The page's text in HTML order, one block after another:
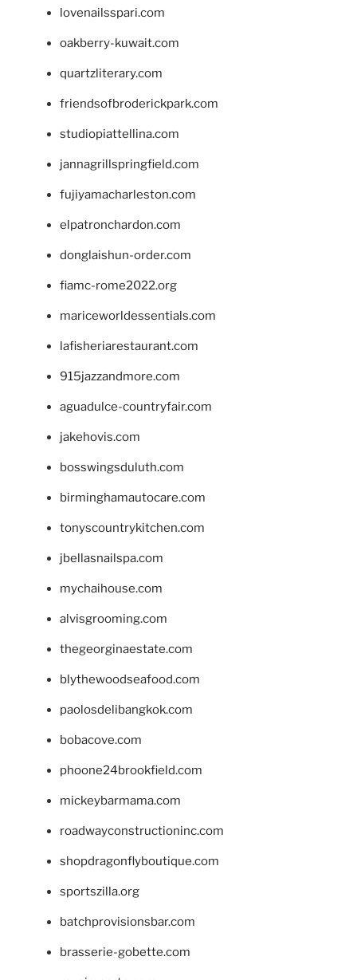
lovenailsspari.com
oakberry-kuwait.com
quartzliterary.com
friendsofbroderickpark.com
studiopiattellina.com
jannagrillspringfield.com
fujiyamacharleston.com
elpatronchardon.com
donglaishun-order.com
fiamc-rome2022.org
mariceworldessentials.com
lafisheriarestaurant.com
915jazzandmore.com
aguadulce-countryfair.com
jakehovis.com
bosswingsduluth.com
birminghamautocare.com
tonyscountrykitchen.com
jbellasnailspa.com
mychaihouse.com
alvisgrooming.com
thegeorginaestate.com
blythewoodseafood.com
paolosdelibangkok.com
bobacove.com
phoone24brookfield.com
mickeybarmama.com
roadwayconstructioninc.com
shopdragonflyboutique.com
sportszilla.org
batchprovisionsbar.com
brasserie-gobette.com